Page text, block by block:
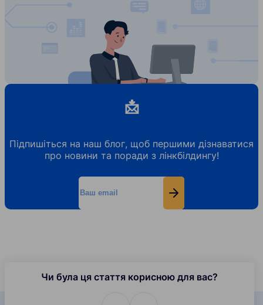
📩
Підпишіться на наш блог, щоб першими дізнаватися
про новини та поради з лінкбілдингу!
Ваш email
Підписатись
Чи була ця стаття корисною для вас?